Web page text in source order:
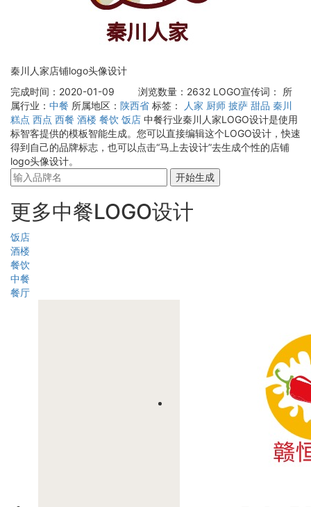
秦川人家店铺logo头像设计
完成时间：2020-01-09
浏览数量：2632 LOGO宣传词：
所
属行业： 中餐 所属地区： 陕西省 标签： 人家 厨师 披萨 甜品 秦川
糕点 西点 西餐 酒楼 餐饮 饭店 中餐行业秦川人家LOGO设计是使用
标智客提供的模板智能生成。您可以直接编辑这个LOGO设计，快速
得到自己的品牌标志，也可以点击“马上去设计”去生成个性的店铺
logo头像设计。
开始生成
更多中餐LOGO设计
饭店
酒楼
餐饮
中餐
餐厅